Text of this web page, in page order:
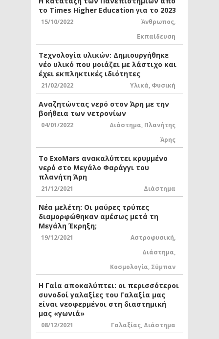
το Times Higher Education για το 2023
15/10/2022 Άνθρωπος,
Εκπαίδευση
Τεχνολογία υλικών: Δημιουργήθηκε
νέο υλικό που μοιάζει με λάστιχο και
έχει εκπληκτικές ιδιότητες
21/02/2022 Υλικά, Φυσική
Αναζητώντας νερό στον Άρη με την
βοήθεια των νετρονίων
04/01/2022 Διάστημα, Πλανήτης
Άρης
Το ExoMars ανακαλύπτει κρυμμένο
νερό στο Μεγάλο Φαράγγι του
πλανήτη Άρη
21/12/2021 Διάστημα
Νέα μελέτη: Οι μαύρες τρύπες
διαμορφώθηκαν αμέσως μετά τη
Μεγάλη Έκρηξη;
19/12/2021 Αστροφυσική,
Διάστημα,
Κοσμολογία, Σύμπαν
Η Γαία αποκαλύπτει: οι περισσότεροι
συνοδοί γαλαξίες του Γαλαξία μας
είναι νεοφερμένοι στη διαστημική
μας «γωνιά»
08/12/2021 Γαλαξίας, Διάστημα